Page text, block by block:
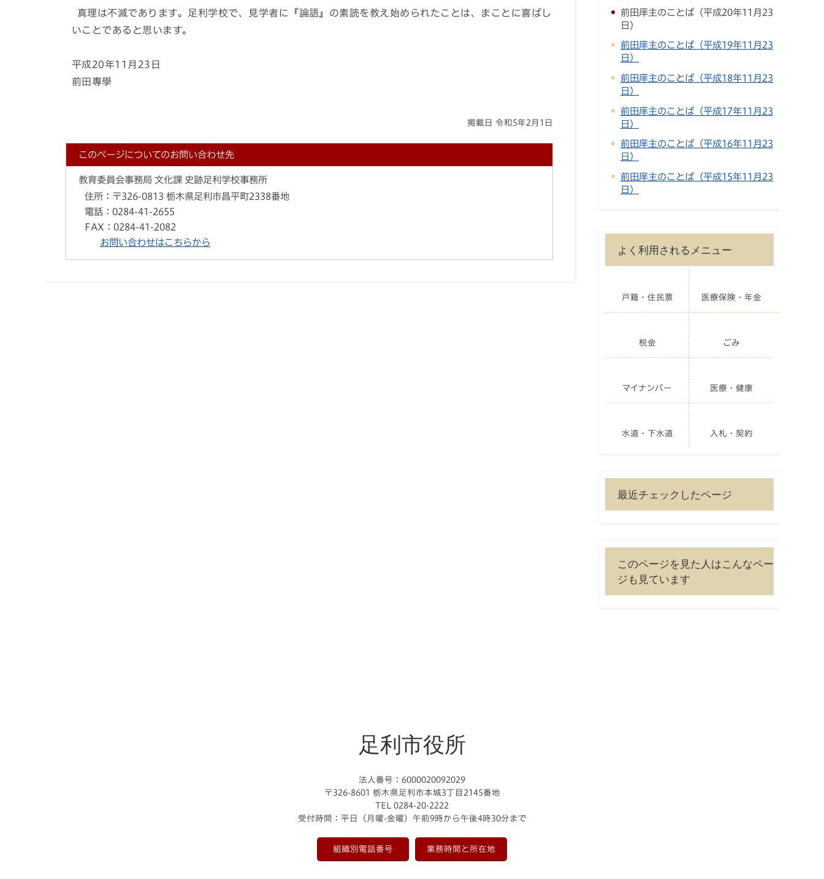
真理は不滅であります。足利学校で、見学者に『論語』の素読を教え始められたことは、まことに喜ばし
いことであると思います。
平成20年11月23日
前田專學
掲載日 令和5年2月1日
このページについてのお問い合わせ先
教育委員会事務局 文化課 史跡足利学校事務所
住所： 〒326-0813 栃木県足利市昌平町2338番地
電話： 0284-41-2655
FAX： 0284-41-2082
お問い合わせはこちらから
前田庠主のことば（平成20年11月23
日）
前田庠主のことば（平成19年11月23
日）
前田庠主のことば（平成18年11月23
日）
前田庠主のことば（平成17年11月23
日）
前田庠主のことば（平成16年11月23
日）
前田庠主のことば（平成15年11月23
日）
よく利用されるメニュー
戸籍・住民票 医療保険・年金
税金 ごみ
マイナンバー 医療・健康
水道・下水道 入札・契約
最近チェックしたページ
このページを見た人はこんなペー
ジも見ています
足利市役所
法人番号：6000020092029
〒326-8601 栃木県足利市本城3丁目2145番地
TEL 0284-20-2222
受付時間：平日（月曜-金曜）午前9時から午後4時30分まで
組織別電話番号 業務時間と所在地